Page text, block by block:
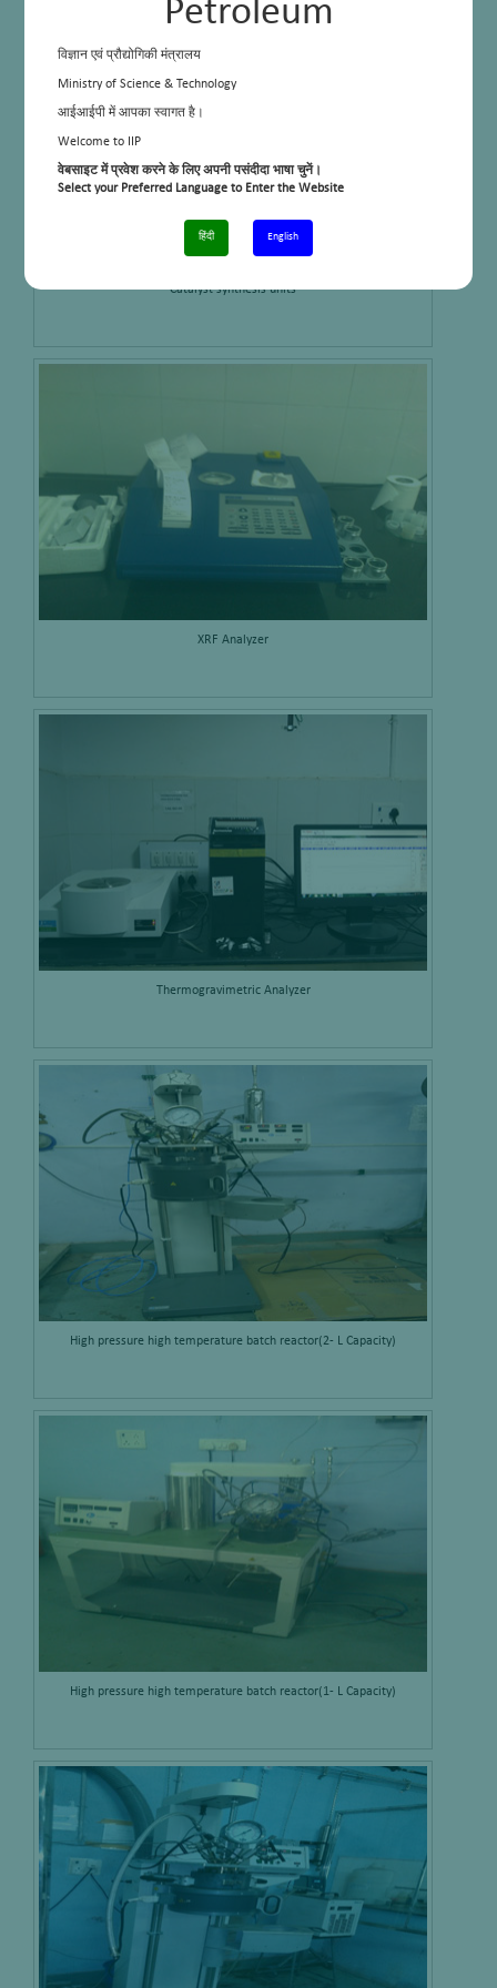
Petroleum
विज्ञान एवं प्रौद्योगिकी मंत्रालय
Ministry of Science & Technology
आईआईपी में आपका स्वागत है।
Welcome to IIP
वेबसाइट में प्रवेश करने के लिए अपनी पसंदीदा भाषा चुनें।
Select your Preferred Language to Enter the Website
हिंदी English
Catalyst synthesis units
XRF Analyzer
Thermogravimetric Analyzer
High pressure high temperature batch reactor(2- L Capacity)
High pressure high temperature batch reactor(1- L Capacity)